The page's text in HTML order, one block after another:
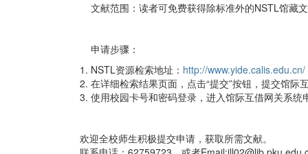
文献范围：读者可免费获得除标准外的NSTL馆藏
申请步骤：
1. NSTL资源检索地址： http://www.yide.calis.edu.cn/
2. 在详细检索结果页面，点击“提交”按钮，提交馆际
3. 使用校园卡号和密码登录，进入馆际互借网关系
欢迎全校师生积极提交申请，获取所需文献。